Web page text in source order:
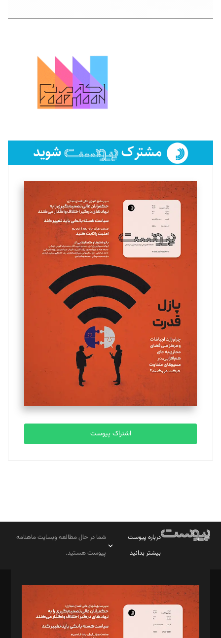
اشتراک پیوست
درباره پیوست
بیشتر بدانید
شما در حال مطالعه وبسایت ماهنامه
پیوست هستید.
مدیر مسئول: محمدباقر اثنی‌عشری
سردبیر: مهرک محمودی
دبیر تحریریه: میثم قاسمی
د‌بیر ناداستان: سمانه سمیع